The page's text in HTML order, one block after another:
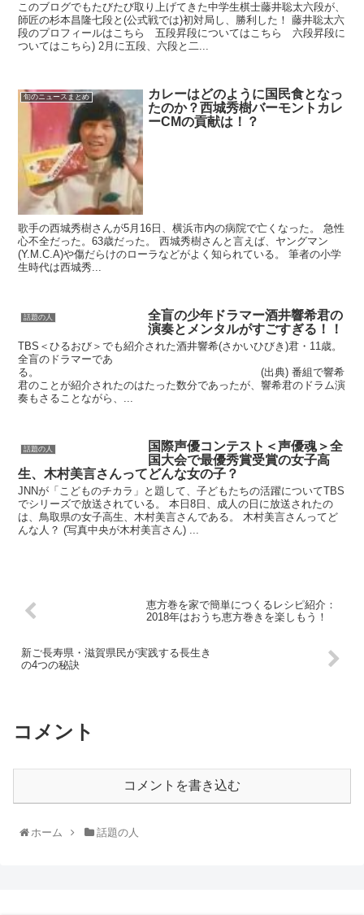
このブログでもたびたび取り上げてきた中学生棋士藤井聡太六段が、
師匠の杉本昌隆七段と(公式戦では)初対局し、勝利した！ 藤井聡太六
段のプロフィールはこちら 五段昇段についてはこちら 六段昇段に
ついてはこちら) 2月に五段、六段と二...
旬のニュースまとめ
カレーはどのように国民食となっ
たのか？西城秀樹バーモントカレ
ーCMの貢献は！？
歌手の西城秀樹さんが5月16日、横浜市内の病院で亡くなった。 急性
心不全だった。63歳だった。 西城秀樹さんと言えば、ヤングマン
(Y.M.C.A)や傷だらけのローラなどがよく知られている。 筆者の小学
生時代は西城秀...
話題の人
全盲の少年ドラマー酒井響希君の
演奏とメンタルがすごすぎる！！
TBS＜ひるおび＞でも紹介された酒井響希(さかいひびき)君・11歳。
全盲のドラマーであ
る。 (出典) 番組で響希
君のことが紹介されたのはたった数分であったが、響希君のドラム演
奏もさることながら、...
話題の人
国際声優コンテスト＜声優魂＞全
国大会で最優秀賞受賞の女子高
生、木村美言さんってどんな女の子？
JNNが「こどものチカラ」と題して、子どもたちの活躍についてTBS
でシリーズで放送されている。 本日8日、成人の日に放送されたの
は、鳥取県の女子高生、木村美言さんである。 木村美言さんってど
んな人？ (写真中央が木村美言さん) ...
恵方巻を家で簡単につくるレシピ紹介：
2018年はおうち恵方巻きを楽しもう！
新ご長寿県・滋賀県民が実践する長生き
の4つの秘訣
コメント
コメントを書き込む
ホーム 話題の人